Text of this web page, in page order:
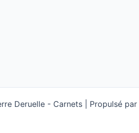
Deruelle - Carnets | Propulsé par